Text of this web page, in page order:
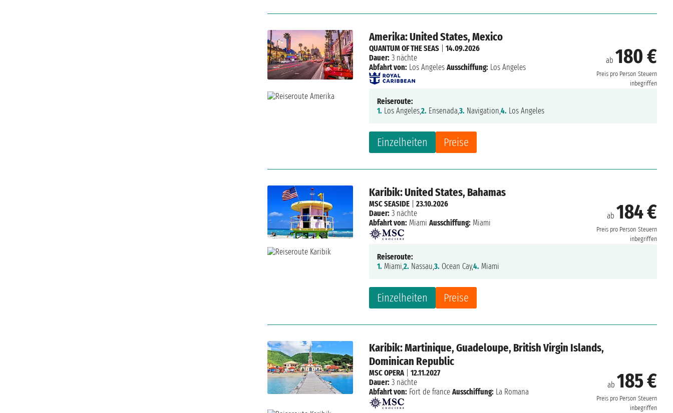
Amerika: United States, Mexico
ab 180 €
Preis pro Person Steuern
inbegriffen
Einzelheiten Preise
QUANTUM OF THE SEAS| 14.09.2026
Dauer: 3 nächte
Abfahrt von: Los Angeles Ausschiffung: Los Angeles
Reiseroute:
1. Los Angeles,2. Ensenada,3. Navigation,4. Los Angeles
Karibik: United States, Bahamas
ab 184 €
Preis pro Person Steuern
inbegriffen
Einzelheiten Preise
MSC SEASIDE| 23.10.2026
Dauer: 3 nächte
Abfahrt von: Miami Ausschiffung: Miami
Reiseroute:
1. Miami,2. Nassau,3. Ocean Cay,4. Miami
Karibik: Martinique, Guadeloupe, British Virgin Islands,
Dominican Republic
ab 185 €
Preis pro Person Steuern
inbegriffen
MSC OPERA| 12.11.2027
Dauer: 3 nächte
Abfahrt von: Fort de france Ausschiffung: La Romana